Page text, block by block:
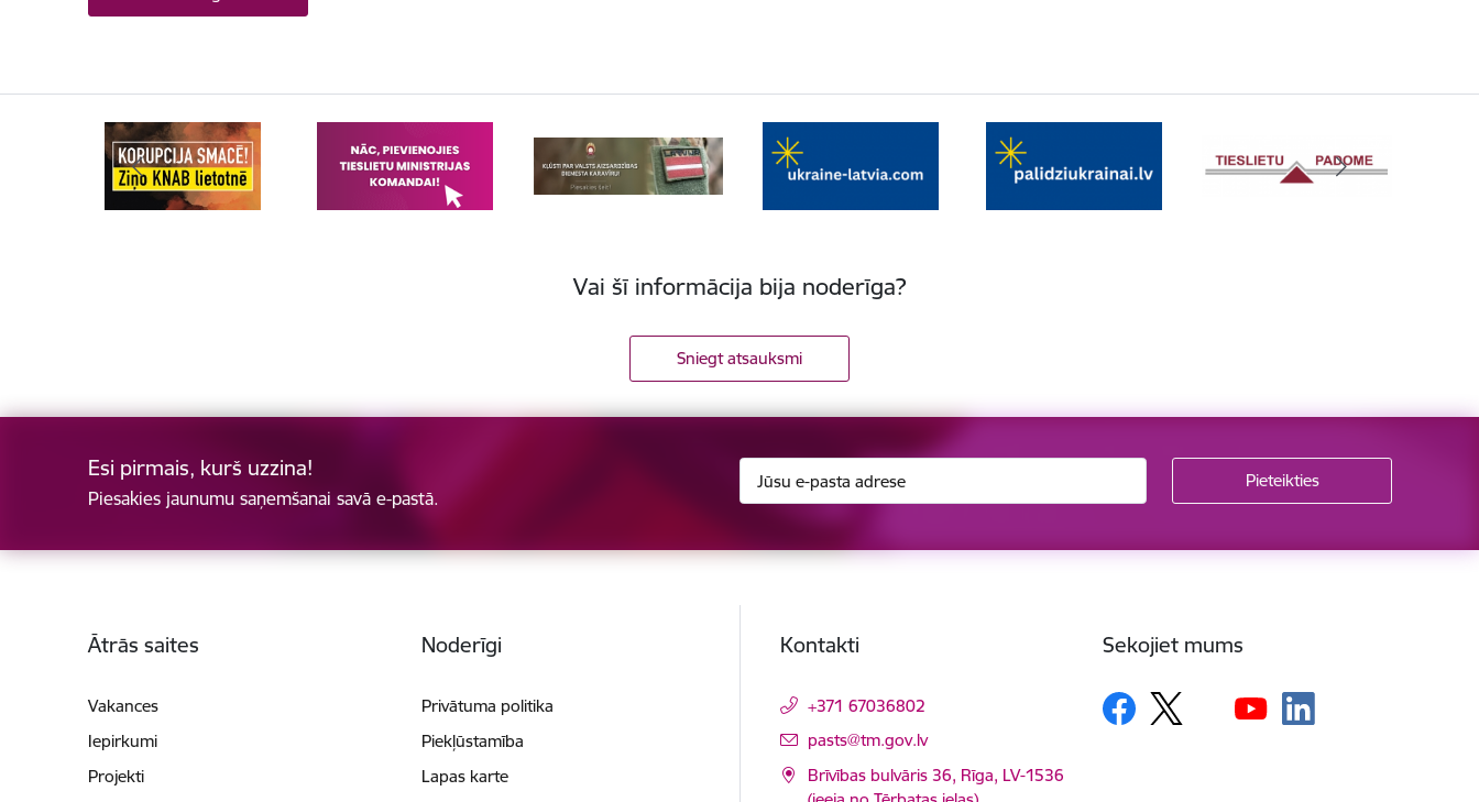
Vai šī informācija bija noderīga?
Sniegt atsauksmi
Esi pirmais, kurš uzzina!
Piesakies jaunumu saņemšanai savā e-pastā.
Ātrās saites
Vakances
Iepirkumi
Projekti
Noderīgi
Privātuma politika
Piekļūstamība
Lapas karte
Kontakti
+371 67036802
E-pasts:
pasts@tm.gov.lv
Brīvības bulvāris 36, Rīga, LV-1536
Sekojiet mums